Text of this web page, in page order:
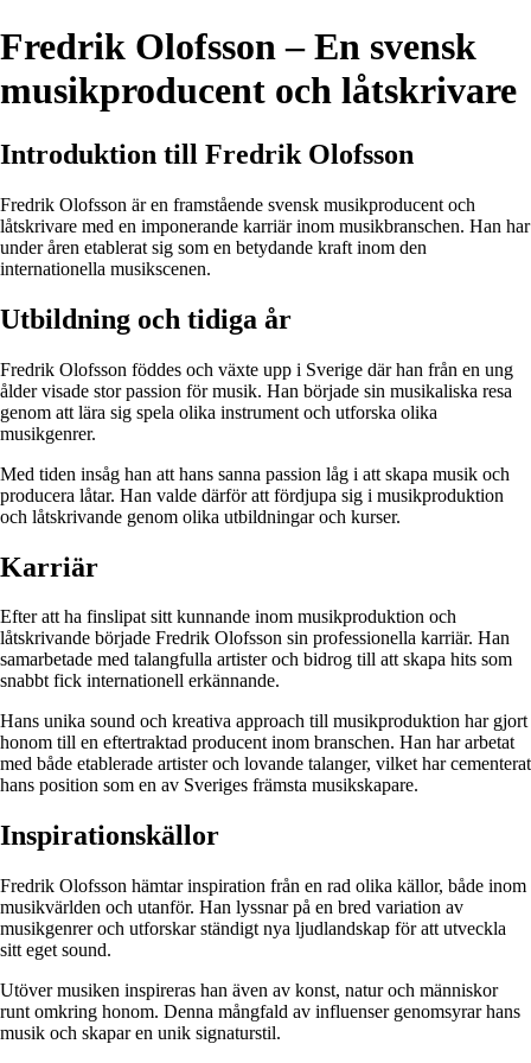
Fredrik Olofsson – En svensk
musikproducent och låtskrivare
Introduktion till Fredrik Olofsson
Fredrik Olofsson är en framstående svensk musikproducent och
låtskrivare med en imponerande karriär inom musikbranschen. Han har
under åren etablerat sig som en betydande kraft inom den
internationella musikscenen.
Utbildning och tidiga år
Fredrik Olofsson föddes och växte upp i Sverige där han från en ung
ålder visade stor passion för musik. Han började sin musikaliska resa
genom att lära sig spela olika instrument och utforska olika
musikgenrer.
Med tiden insåg han att hans sanna passion låg i att skapa musik och
producera låtar. Han valde därför att fördjupa sig i musikproduktion
och låtskrivande genom olika utbildningar och kurser.
Karriär
Efter att ha finslipat sitt kunnande inom musikproduktion och
låtskrivande började Fredrik Olofsson sin professionella karriär. Han
samarbetade med talangfulla artister och bidrog till att skapa hits som
snabbt fick internationell erkännande.
Hans unika sound och kreativa approach till musikproduktion har gjort
honom till en eftertraktad producent inom branschen. Han har arbetat
med både etablerade artister och lovande talanger, vilket har cementerat
hans position som en av Sveriges främsta musikskapare.
Inspirationskällor
Fredrik Olofsson hämtar inspiration från en rad olika källor, både inom
musikvärlden och utanför. Han lyssnar på en bred variation av
musikgenrer och utforskar ständigt nya ljudlandskap för att utveckla
sitt eget sound.
Utöver musiken inspireras han även av konst, natur och människor
runt omkring honom. Denna mångfald av influenser genomsyrar hans
musik och skapar en unik signaturstil.